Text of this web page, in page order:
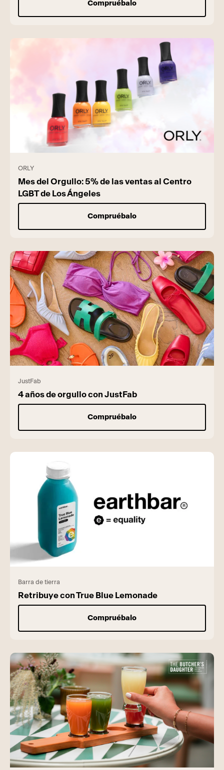
Compruébalo
ORLY
Mes del Orgullo: 5% de las ventas al Centro
LGBT de Los Ángeles
Compruébalo
JustFab
4 años de orgullo con JustFab
Compruébalo
Barra de tierra
Retribuye con True Blue Lemonade
Compruébalo